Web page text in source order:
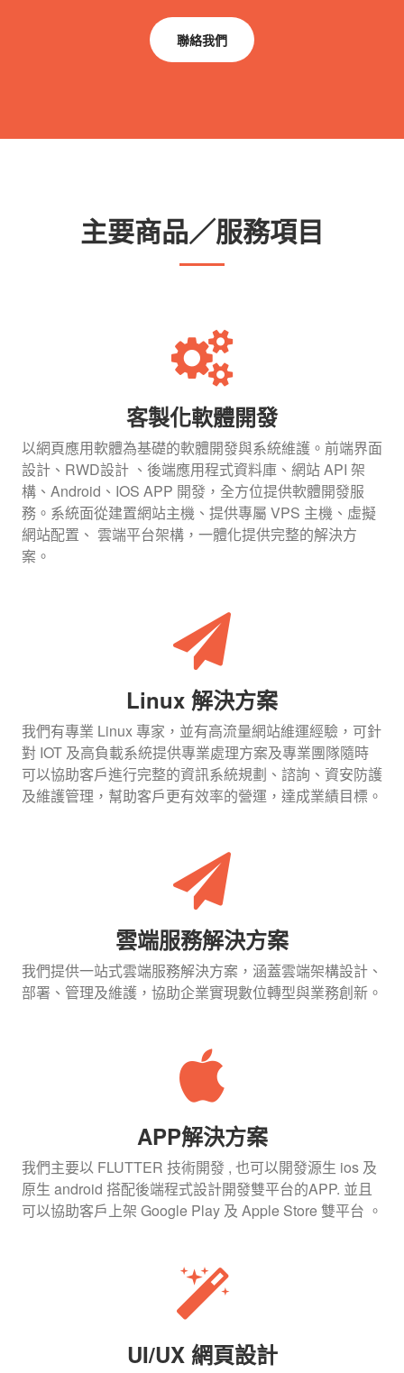
聯絡我們
主要商品／服務項目
客製化軟體開發
以網頁應用軟體為基礎的軟體開發與系統維護。前端界面
設計、RWD設計 、後端應用程式資料庫、網站 API 架
構、Android、IOS APP 開發，全方位提供軟體開發服
務。系統面從建置網站主機、提供專屬 VPS 主機、虛擬
網站配置、 雲端平台架構，一體化提供完整的解決方
案。
Linux 解決方案
我們有專業 Linux 專家，並有高流量網站維運經驗，可針
對 IOT 及高負載系統提供專業處理方案及專業團隊隨時
可以協助客戶進行完整的資訊系統規劃、諮詢、資安防護
及維護管理，幫助客戶更有效率的營運，達成業績目標。
雲端服務解決方案
我們提供一站式雲端服務解決方案，涵蓋雲端架構設計、
部署、管理及維護，協助企業實現數位轉型與業務創新。
APP解決方案
我們主要以 FLUTTER 技術開發 , 也可以開發源生 ios 及
原生 android 搭配後端程式設計開發雙平台的APP. 並且
可以協助客戶上架 Google Play 及 Apple Store 雙平台 。
UI/UX 網頁設計